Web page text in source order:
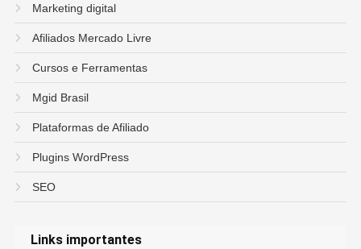
Marketing digital
Afiliados Mercado Livre
Cursos e Ferramentas
Mgid Brasil
Plataformas de Afiliado
Plugins WordPress
SEO
Links importantes